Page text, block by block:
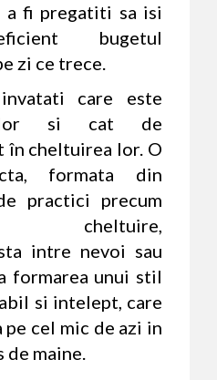
a fi pregatiti sa isi
bugetul
zi ce trece.
care este
si cat de
în cheltuirea lor. O
formata din
practici precum
cheltuire,
intre nevoi sau
formarea unui stil
si intelept, care
cel mic de azi in
de maine.